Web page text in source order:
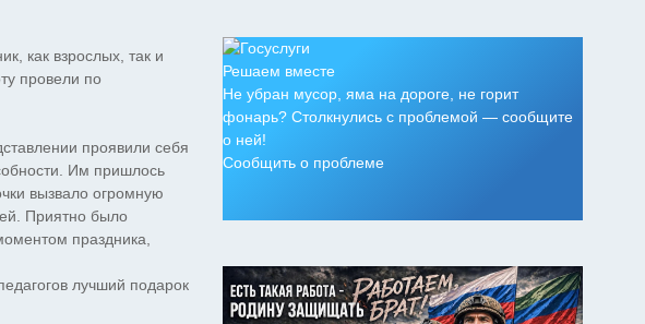
как взрослых, так и
провели по
проявили себя
Им пришлось
вызвало огромную
Приятно было
праздника,
лучший подарок
Решаем вместе
Не убран мусор, яма на дороге, не горит
фонарь? Столкнулись с проблемой — сообщите
о ней!
Сообщить о проблеме